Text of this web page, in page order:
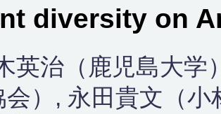
diversity on
英治（鹿児島大学
会）, 永田貴文（